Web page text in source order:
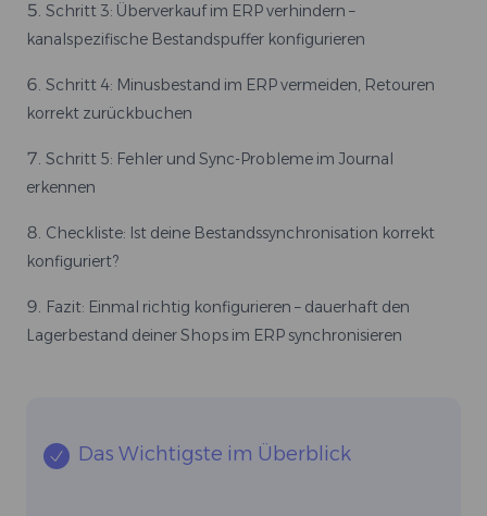
Schritt 3: Überverkauf im ERP verhindern –
kanalspezifische Bestandspuffer konfigurieren
Schritt 4: Minusbestand im ERP vermeiden, Retouren
korrekt zurückbuchen
Schritt 5: Fehler und Sync-Probleme im Journal
erkennen
Checkliste: Ist deine Bestandssynchronisation korrekt
konfiguriert?
Fazit: Einmal richtig konfigurieren – dauerhaft den
Lagerbestand deiner Shops im ERP synchronisieren
Das Wichtigste im Überblick